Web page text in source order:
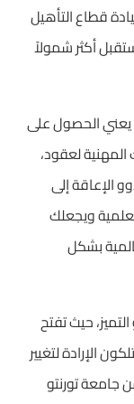
قطاع التأهيل
أكثر شمولاً
يعني الحصول على
لعقود،
الإعاقة إلى
ويجعلك
بشكل
حيث تفتح
الإرادة لتغيير
جامعة تورنتو